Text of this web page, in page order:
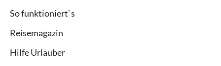
So funktioniert`s
Reisemagazin
Hilfe Urlauber